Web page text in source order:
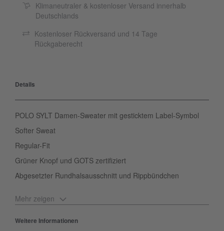
Klimaneutraler & kostenloser Versand innerhalb
Deutschlands
Kostenloser Rückversand und 14 Tage
Rückgaberecht
Details
POLO SYLT Damen-Sweater mit gesticktem Label-Symbol
Softer Sweat
Regular-Fit
Grüner Knopf und GOTS zertifiziert
Abgesetzter Rundhalsausschnitt und Rippbündchen
Du liebst Ikonische und leger Essentials? Dann ist der angenehm
Mehr zeigen
Weitere Informationen